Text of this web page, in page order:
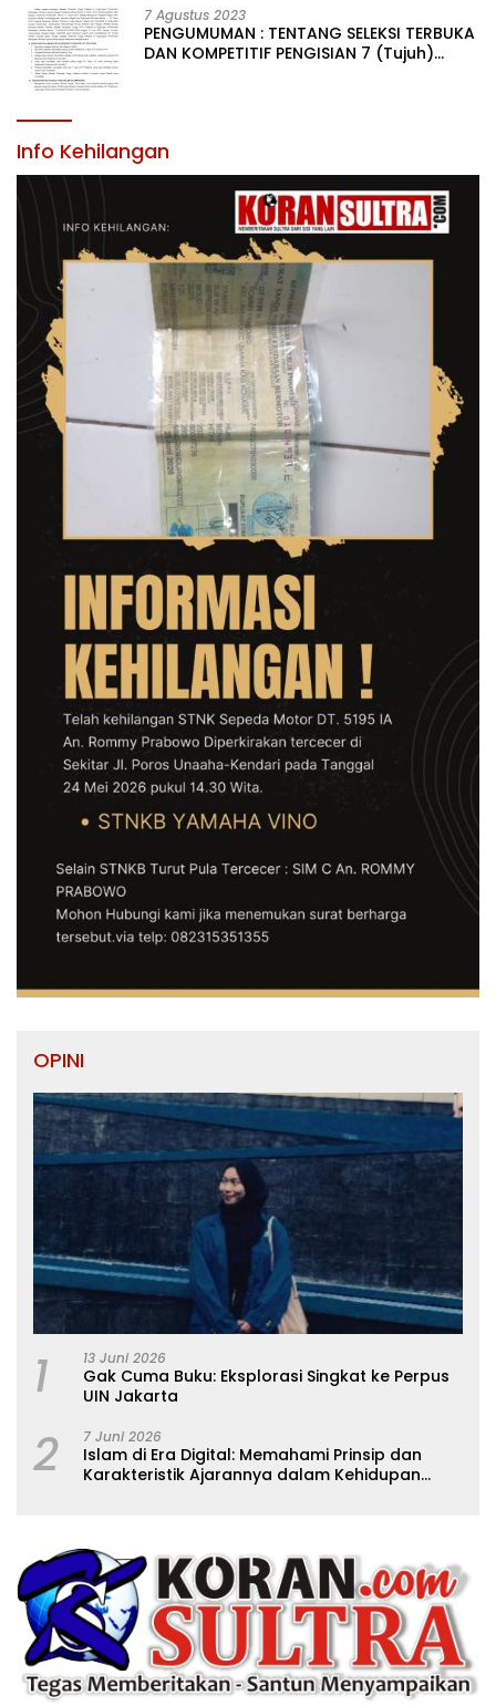
KABUPATEN KONAWE
7 Agustus 2023
PENGUMUMAN : TENTANG SELEKSI TERBUKA
DAN KOMPETITIF PENGISIAN 7 (Tujuh)
Info Kehilangan
OPINI
1 13 Juni 2026
Gak Cuma Buku: Eksplorasi Singkat ke Perpus
UIN Jakarta
2 7 Juni 2026
Islam di Era Digital: Memahami Prinsip dan
Karakteristik Ajarannya dalam Kehidupan